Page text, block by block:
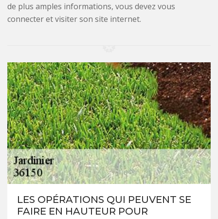
de plus amples informations, vous devez vous
connecter et visiter son site internet.
LES OPÉRATIONS QUI PEUVENT SE
FAIRE EN HAUTEUR POUR